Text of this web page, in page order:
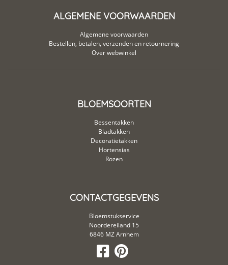
ALGEMENE VOORWAARDEN
Algemene voorwaarden
Bestellen, betalen, verzenden en retournering
Over webwinkel
BLOEMSOORTEN
Bessentakken
Bladtakken
Decoratietakken
Hortensias
Rozen
CONTACTGEGEVENS
Bloemstukservice
Noordereiland 15
6846 MZ Arnhem